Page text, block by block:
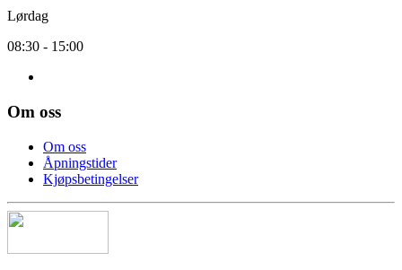
Lørdag
08:30 - 15:00
Om oss
Om oss
Åpningstider
Kjøpsbetingelser